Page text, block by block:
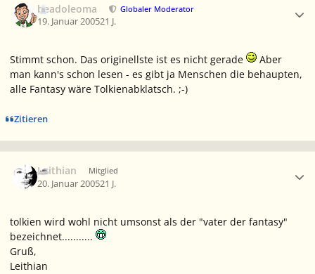
beadoleoma Globaler Moderator
19. Januar 200521 J.
Stimmt schon. Das originellste ist es nicht gerade
Aber
man kann's schon lesen - es gibt ja Menschen die behaupten,
alle Fantasy wäre Tolkienabklatsch. ;-)
Zitieren
Leithian Mitglied
20. Januar 200521 J.
tolkien wird wohl nicht umsonst als der "vater der fantasy"
bezeichnet...........
Gruß,
Leithian